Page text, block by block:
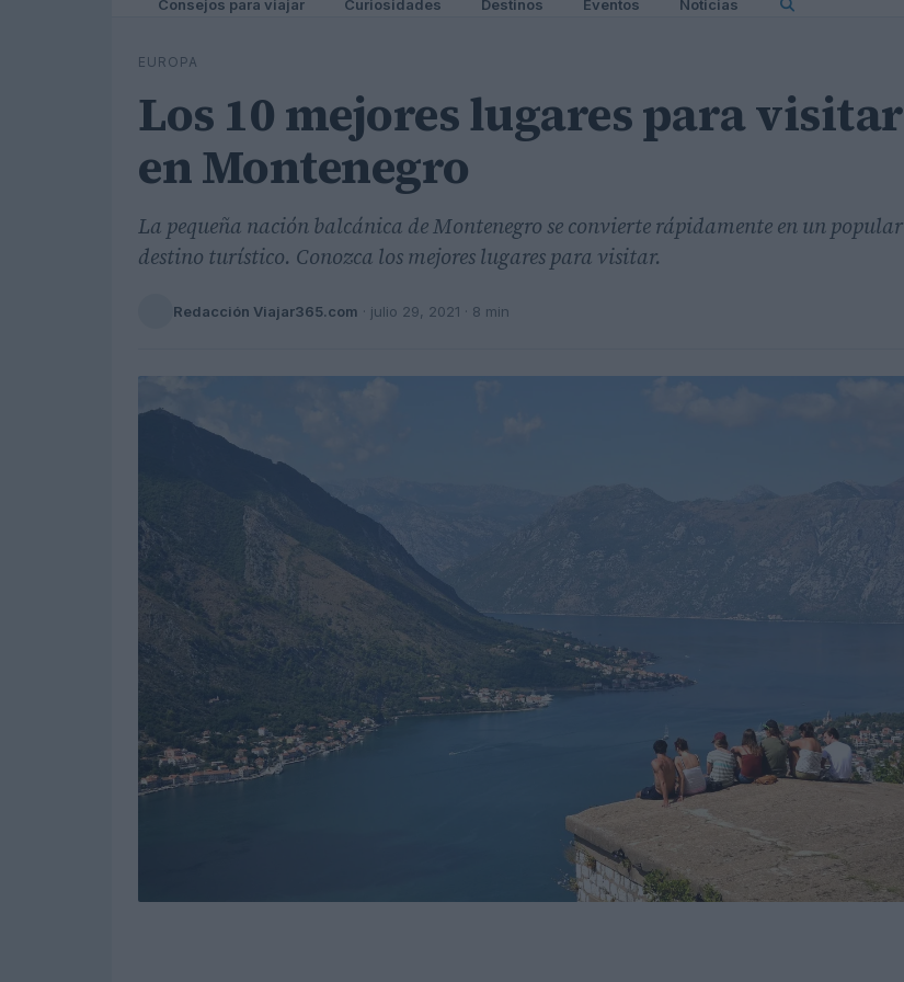
Consejos para viajar Curiosidades Destinos Eventos Noticias
EUROPA
Los 10 mejores lugares para visitar
en Montenegro
La pequeña nación balcánica de Montenegro se convierte rápidamente en un popular
destino turístico. Conozca los mejores lugares para visitar.
Redacción Viajar365.com · julio 29, 2021 · 8 min